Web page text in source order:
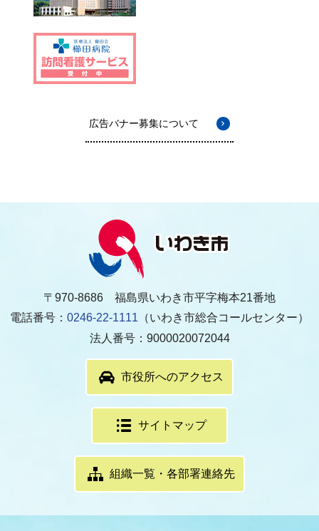
広告バナー募集について
〒970-8686 福島県いわき市平字梅本21番地
電話番号： 0246-22-1111 （いわき市総合コールセンター）
法人番号：9000020072044
市役所へのアクセス
サイトマップ
組織一覧・各部署連絡先